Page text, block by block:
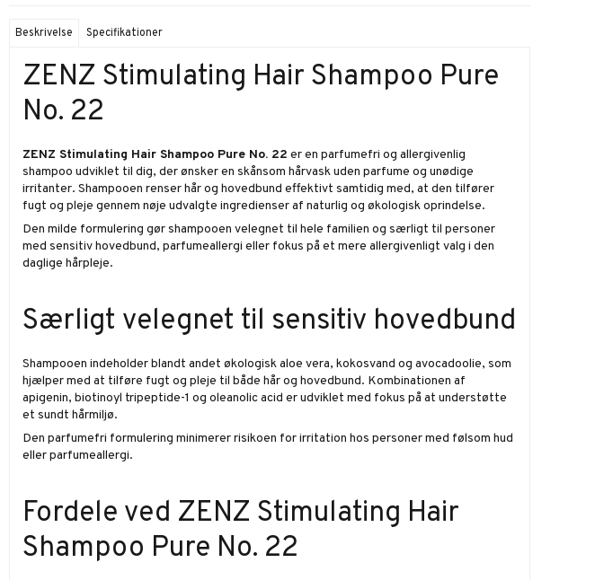
Beskrivelse Specifikationer
ZENZ Stimulating Hair Shampoo Pure
No. 22
ZENZ Stimulating Hair Shampoo Pure No. 22 er en parfumefri og allergivenlig
shampoo udviklet til dig, der ønsker en skånsom hårvask uden parfume og unødige
irritanter. Shampooen renser hår og hovedbund effektivt samtidig med, at den tilfører
fugt og pleje gennem nøje udvalgte ingredienser af naturlig og økologisk oprindelse.
Den milde formulering gør shampooen velegnet til hele familien og særligt til personer
med sensitiv hovedbund, parfumeallergi eller fokus på et mere allergivenligt valg i den
daglige hårpleje.
Særligt velegnet til sensitiv hovedbund
Shampooen indeholder blandt andet økologisk aloe vera, kokosvand og avocadoolie, som
hjælper med at tilføre fugt og pleje til både hår og hovedbund. Kombinationen af
apigenin, biotinoyl tripeptide-1 og oleanolic acid er udviklet med fokus på at understøtte
et sundt hårmiljø.
Den parfumefri formulering minimerer risikoen for irritation hos personer med følsom hud
eller parfumeallergi.
Fordele ved ZENZ Stimulating Hair
Shampoo Pure No. 22